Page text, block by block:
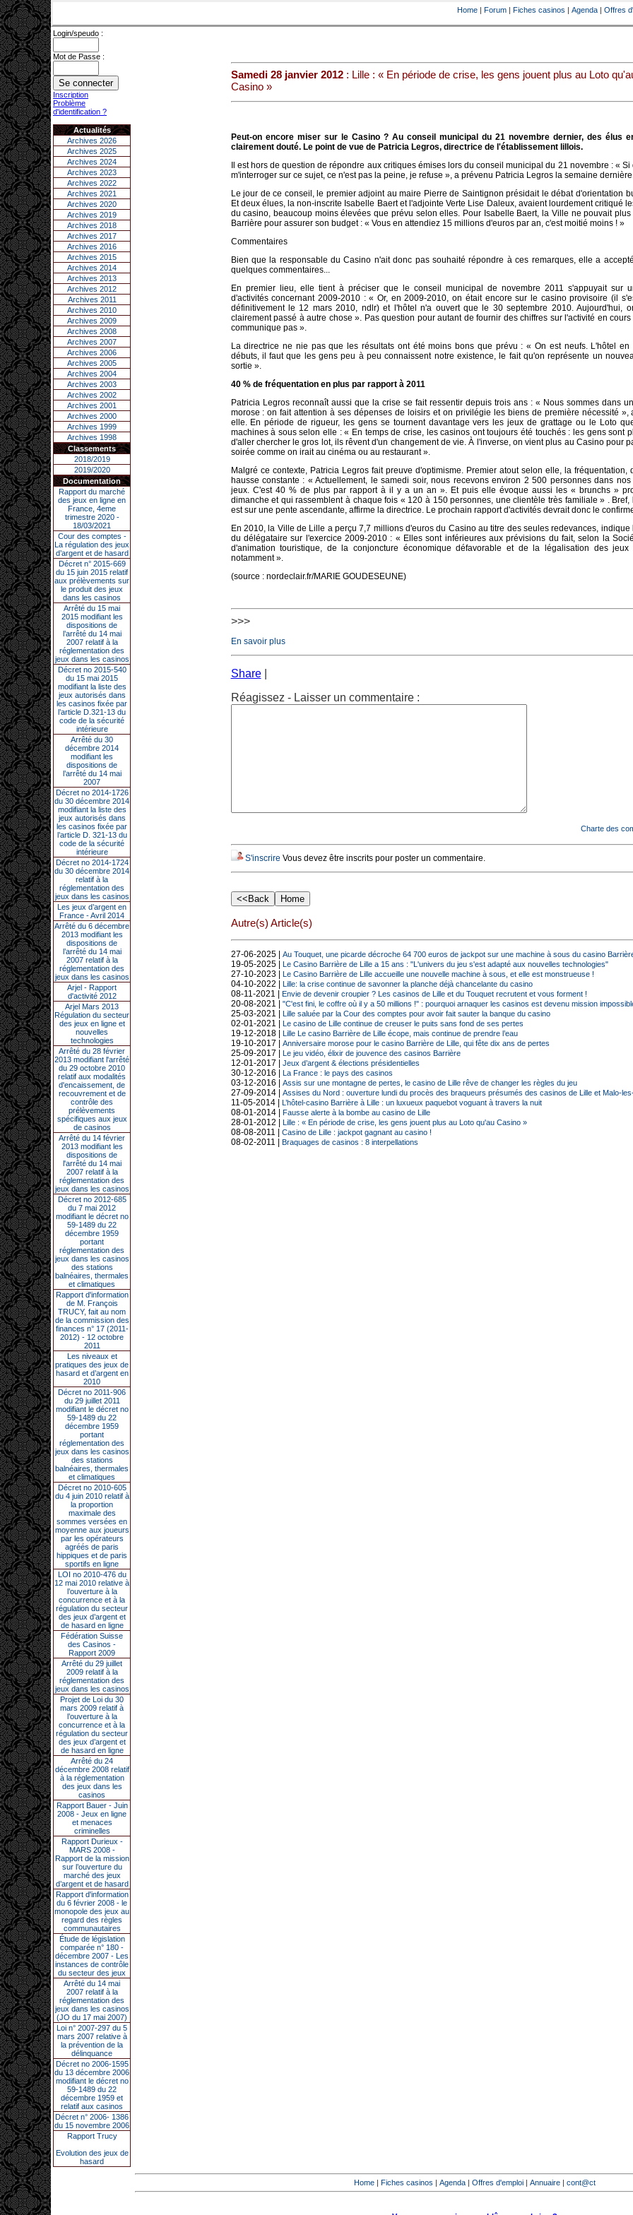
Home | Forum | Fiches casinos | Agenda | Offres
Login/speudo :
Mot de Passe :
Inscription
Problème
d'identification ?
Actualités
Archives 2026
Archives 2025
Archives 2024
Archives 2023
Archives 2022
Archives 2021
Archives 2020
Archives 2019
Archives 2018
Archives 2017
Archives 2016
Archives 2015
Archives 2014
Archives 2013
Archives 2012
Archives 2011
Archives 2010
Archives 2009
Archives 2008
Archives 2007
Archives 2006
Archives 2005
Archives 2004
Archives 2003
Archives 2002
Archives 2001
Archives 2000
Archives 1999
Archives 1998
Classements
2018/2019
2019/2020
Documentation
Rapport du marché
des jeux en ligne en
France, 4eme
trimestre 2020 -
18/03/2021
Cour des comptes -
La régulation des jeux
d’argent et de hasard
Décret n° 2015-669
du 15 juin 2015 relatif
aux prélèvements sur
le produit des jeux
dans les casinos
Arrêté du 15 mai
2015 modifiant les
dispositions de
l’arrêté du 14 mai
2007 relatif à la
réglementation des
jeux dans les casinos
Décret no 2015-540
du 15 mai 2015
modifiant la liste des
jeux autorisés dans
les casinos fixée par
l’article D.321-13 du
code de la sécurité
intérieure
Arrêté du 30
décembre 2014
modifiant les
dispositions de
l’arrêté du 14 mai
2007
Décret no 2014-1726
du 30 décembre 2014
modifiant la liste des
jeux autorisés dans
les casinos fixée par
l’article D. 321-13 du
code de la sécurité
intérieure
Décret no 2014-1724
du 30 décembre 2014
relatif à la
réglementation des
jeux dans les casinos
Les jeux d’argent en
France - Avril 2014
Arrêté du 6 décembre
2013 modifiant les
dispositions de
l’arrêté du 14 mai
2007 relatif à la
réglementation des
jeux dans les casinos
Arjel - Rapport
d'activité 2012
Arjel Mars 2013
Régulation du secteur
des jeux en ligne et
nouvelles
technologies
Arrêté du 28 février
2013 modifiant l'arrêté
du 29 octobre 2010
relatif aux modalités
d'encaissement, de
recouvrement et de
contrôle des
prélèvements
spécifiques aux jeux
de casinos
Arrêté du 14 février
2013 modifiant les
dispositions de
l'arrêté du 14 mai
2007 relatif à la
réglementation des
jeux dans les casinos
Décret no 2012-685
du 7 mai 2012
modifiant le décret no
59-1489 du 22
décembre 1959
portant
réglementation des
jeux dans les casinos
des stations
balnéaires, thermales
et climatiques
Rapport d'information
de M. François
TRUCY, fait au nom
de la commission des
finances n° 17 (2011-
2012) - 12 octobre
2011
Les niveaux et
pratiques des jeux de
hasard et d’argent en
2010
Décret no 2011-906
du 29 juillet 2011
modifiant le décret no
59-1489 du 22
décembre 1959
portant
réglementation des
jeux dans les casinos
des stations
balnéaires, thermales
et climatiques
Décret no 2010-605
du 4 juin 2010 relatif à
la proportion
maximale des
sommes versées en
moyenne aux joueurs
par les opérateurs
agréés de paris
hippiques et de paris
sportifs en ligne
LOI no 2010-476 du
12 mai 2010 relative à
l’ouverture à la
concurrence et à la
régulation du secteur
des jeux d’argent et
de hasard en ligne
Fédération Suisse
des Casinos -
Rapport 2009
Arrêté du 29 juillet
2009 relatif à la
réglementation des
jeux dans les casinos
Projet de Loi du 30
mars 2009 relatif à
l’ouverture à la
concurrence et à la
régulation du secteur
des jeux d’argent et
de hasard en ligne
Arrêté du 24
décembre 2008 relatif
à la réglementation
des jeux dans les
casinos
Rapport Bauer - Juin
2008 - Jeux en ligne
et menaces
criminelles
Rapport Durieux -
MARS 2008 -
Rapport de la mission
sur l’ouverture du
marché des jeux
d’argent et de hasard
Rapport d'information
du 6 février 2008 - le
monopole des jeux au
regard des règles
communautaires
Étude de législation
comparée n° 180 -
décembre 2007 - Les
instances de contrôle
du secteur des jeux
Arrêté du 14 mai
2007 relatif à la
réglementation des
jeux dans les casinos
(JO du 17 mai 2007)
Loi n° 2007-297 du 5
mars 2007 relative à
la prévention de la
délinquance
Décret no 2006-1595
du 13 décembre 2006
modifiant le décret no
59-1489 du 22
décembre 1959 et
relatif aux casinos
Décret n° 2006- 1386
du 15 novembre 2006
Rapport Trucy
Evolution des jeux de
hasard
Samedi 28 janvier 2012: Lille : « En période de crise, les gens jouent plus au Loto
Casino »
Peut-on encore miser sur le Casino ? Au conseil municipal du 21 novembre dernier, des élus
clairement douté. Le point de vue de Patricia Legros, directrice de l'établissement lillois.
Il est hors de question de répondre aux critiques émises lors du conseil municipal du 21 novembre : « Si
m'interroger sur ce sujet, ce n'est pas la peine, je refuse », a prévenu Patricia Legros la semaine
Le jour de ce conseil, le premier adjoint au maire Pierre de Saintignon présidait le débat d'orientation
Et deux élues, la non-inscrite Isabelle Baert et l'adjointe Verte Lise Daleux, avaient lourdement critiqué
du casino, beaucoup moins élevées que prévu selon elles. Pour Isabelle Baert, la Ville ne pouvait plus
Barrière pour assurer son budget : « Vous en attendiez 15 millions d'euros par an, c'est moitié moins ! »
Commentaires
Bien que la responsable du Casino n'ait donc pas souhaité répondre à ces remarques, elle a
quelques commentaires...
En premier lieu, elle tient à préciser que le conseil municipal de novembre 2011 s'appuyait sur
d'activités concernant 2009-2010 : « Or, en 2009-2010, on était encore sur le casino provisoire (il
définitivement le 12 mars 2010, ndlr) et l'hôtel n'a ouvert que le 30 septembre 2010. Aujourd'hui,
clairement passé à autre chose ». Pas question pour autant de fournir des chiffres sur l'activité en cours
communique pas ».
La directrice ne nie pas que les résultats ont été moins bons que prévu : « On est neufs. L'hôtel en
débuts, il faut que les gens peu à peu connaissent notre existence, le fait qu'on représente un
sortie ».
40 % de fréquentation en plus par rapport à 2011
Patricia Legros reconnaît aussi que la crise se fait ressentir depuis trois ans : « Nous sommes dans
morose : on fait attention à ses dépenses de loisirs et on privilégie les biens de première nécessité »,
elle. En période de rigueur, les gens se tournent davantage vers les jeux de grattage ou le Loto
machines à sous selon elle : « En temps de crise, les casinos ont toujours été touchés : les gens sont
d'aller chercher le gros lot, ils rêvent d'un changement de vie. À l'inverse, on vient plus au Casino pour
soirée comme on irait au cinéma ou au restaurant ».
Malgré ce contexte, Patricia Legros fait preuve d'optimisme. Premier atout selon elle, la fréquentation,
hausse constante : « Actuellement, le samedi soir, nous recevons environ 2 500 personnes dans nos
jeux. C'est 40 % de plus par rapport à il y a un an ». Et puis elle évoque aussi les « brunchs »
dimanche et qui rassemblent à chaque fois « 120 à 150 personnes, une clientèle très familiale » . Bref,
est sur une pente ascendante, affirme la directrice. Le prochain rapport d'activités devrait donc le
En 2010, la Ville de Lille a perçu 7,7 millions d'euros du Casino au titre des seules redevances, indique
du délégataire sur l'exercice 2009-2010 : « Elles sont inférieures aux prévisions du fait, selon la
d'animation touristique, de la conjoncture économique défavorable et de la légalisation des
notamment ».
(source : nordeclair.fr/MARIE GOUDESEUNE)
>>>
En savoir plus
Share
Réagissez - Laisser un commentaire :
Charte des
S'inscrire Vous devez être inscrits pour poster un commentaire.
Autre(s) Article(s)
27-06-2025 | Au Touquet, une picarde décroche 64 700 euros de jackpot sur une machine à sous du casino
19-05-2025 | Le Casino Barrière de Lille a 15 ans : "L'univers du jeu s'est adapté aux nouvelles technologies"
27-10-2023 | Le Casino Barrière de Lille accueille une nouvelle machine à sous, et elle est monstrueuse !
04-10-2022 | Lille: la crise continue de savonner la planche déjà chancelante du casino
08-11-2021 | Envie de devenir croupier ? Les casinos de Lille et du Touquet recrutent et vous forment !
20-08-2021 | "C'est fini, le coffre où il y a 50 millions !" : pourquoi arnaquer les casinos est devenu mission
25-03-2021 | Lille saluée par la Cour des comptes pour avoir fait sauter la banque du casino
02-01-2021 | Le casino de Lille continue de creuser le puits sans fond de ses pertes
19-12-2018 | Lille Le casino Barrière de Lille écope, mais continue de prendre l’eau
19-10-2017 | Anniversaire morose pour le casino Barrière de Lille, qui fête dix ans de pertes
25-09-2017 | Le jeu vidéo, élixir de jouvence des casinos Barrière
12-01-2017 | Jeux d’argent & élections présidentielles
30-12-2016 | La France : le pays des casinos
03-12-2016 | Assis sur une montagne de pertes, le casino de Lille rêve de changer les règles du jeu
27-09-2014 | Assises du Nord : ouverture lundi du procès des braqueurs présumés des casinos de Lille et Malo-
11-05-2014 | L’hôtel-casino Barrière à Lille : un luxueux paquebot voguant à travers la nuit
08-01-2014 | Fausse alerte à la bombe au casino de Lille
28-01-2012 | Lille : « En période de crise, les gens jouent plus au Loto qu'au Casino »
08-08-2011 | Casino de Lille : jackpot gagnant au casino !
08-02-2011 | Braquages de casinos : 8 interpellations
Home | Fiches casinos | Agenda | Offres d'emploi | Annuaire | cont@ct